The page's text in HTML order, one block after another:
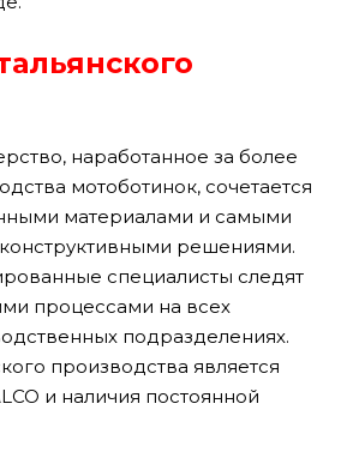
наработанное за более
мотоботинок, сочетается
материалами и самыми
решениями.
специалисты следят
процессами на всех
подразделениях.
производства является
и наличия постоянной